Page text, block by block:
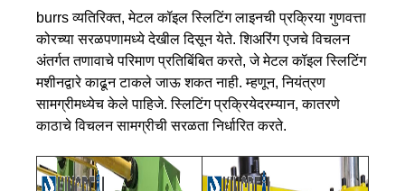
burrs व्यतिरिक्त, मेटल कॉइल स्लिटिंग लाइनची प्रक्रिया गुणवत्ता
कोरच्या सरळपणामध्ये देखील दिसून येते. शिअरिंग एजचे विचलन
अंतर्गत तणावाचे परिमाण प्रतिबिंबित करते, जे मेटल कॉइल स्लिटिंग
मशीनद्वारे काढून टाकले जाऊ शकत नाही. म्हणून, नियंत्रण
सामग्रीमध्येच केले पाहिजे. स्लिटिंग प्रक्रियेदरम्यान, कातरणे
काठाचे विचलन सामग्रीची सरळता निर्धारित करते.